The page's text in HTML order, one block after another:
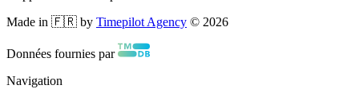
Made in 🇫🇷 by Timepilot Agency © 2026
Données fournies par
Navigation